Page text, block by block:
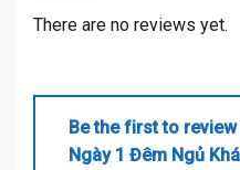
There are no reviews yet.
Be the first to review
Ngày 1 Đêm Ngủ